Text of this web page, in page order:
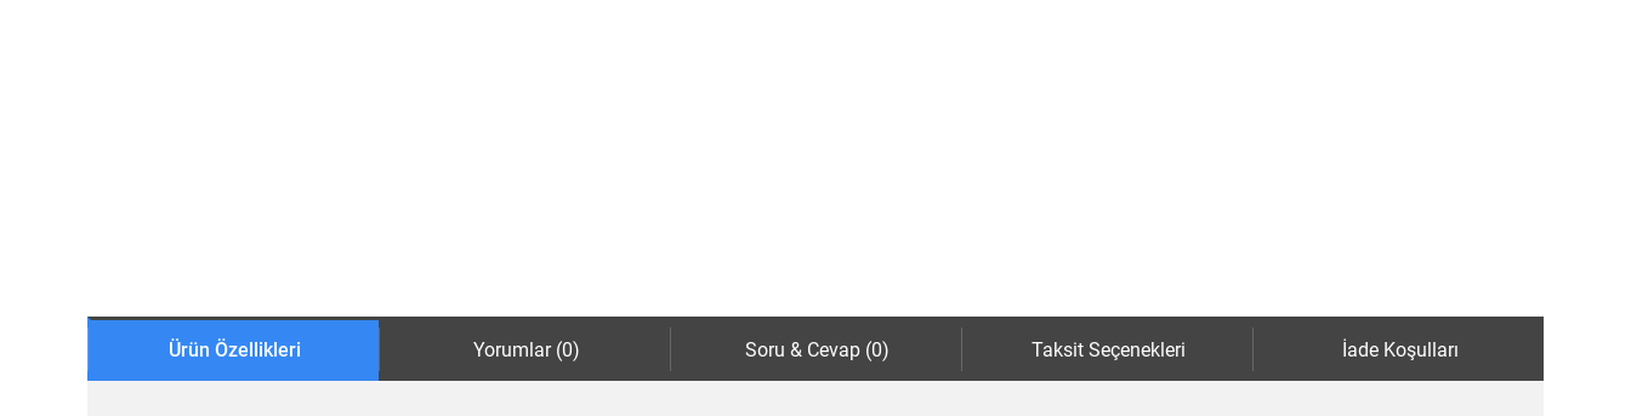
Ürün Özellikleri Yorumlar (0) Soru & Cevap (0) Taksit Seçenekleri İade Koşulları